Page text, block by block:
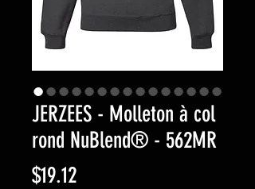
JERZEES - Molleton à col
rond NuBlend® - 562MR
$19.12Price